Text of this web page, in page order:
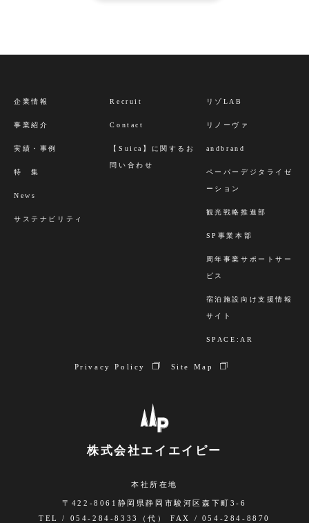
株式会社エイエイピー
本社所在地
〒422-8061静岡県静岡市駿河区森下町3-6
TEL / 054-284-8333（代） FAX / 054-284-8870
企業情報
事業紹介
実績・事例
特 集
News
サステナビリティ
Recruit
Contact
【Suica】に関するお
問い合わせ
リゾLAB
リノーヴァ
andbrand
ペーパーデジタライゼ
ーション
観光戦略推進部
SP事業本部
周年事業サポートサー
ビス
宿泊施設向け支援情報
サイト
SPACE:AR
Privacy Policy Site Map